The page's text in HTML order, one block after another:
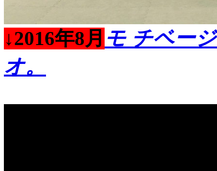
↓2016年8月 モ チベー
オ。